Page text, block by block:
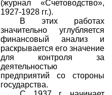
(журнал «Счетоводство»,
1927-1928 гг.).
В этих работах
значительно углубляется
финансовый анализ и
раскрывается его значение
для контроля за
деятельностью
предприятий со стороны
государства.